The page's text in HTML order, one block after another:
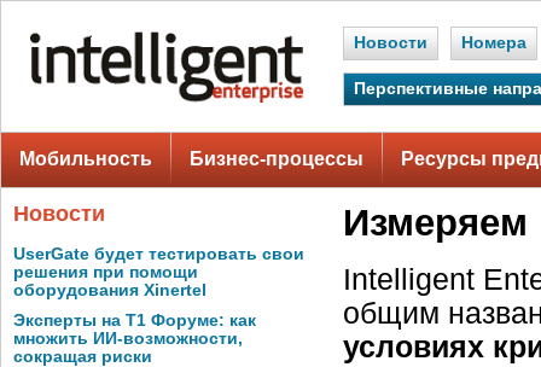
Новости Номера
Перспективные
Мобильность Бизнес-процессы Ресурсы
Новости
UserGate будет тестировать свои
решения при помощи
оборудования Xinertel
Эксперты на Т1 Форуме: как
множить ИИ-возможности,
сокращая риски
Измеряем
Intelligent
общим
условиях